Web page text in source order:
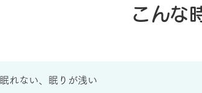
こんな
眠れない、眠りが浅い